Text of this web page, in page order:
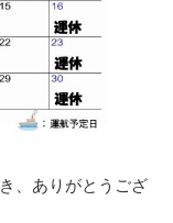
、ありがとうござ